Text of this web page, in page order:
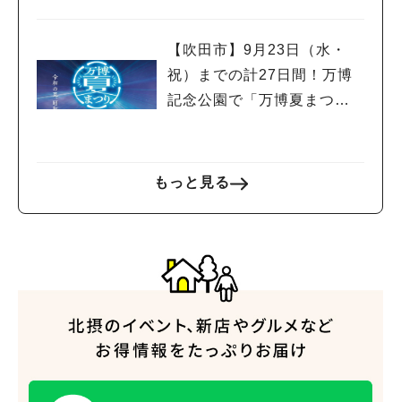
【吹田市】9月23日（水・
祝）までの計27日間！万博
記念公園で「万博夏まつり2
もっと見る